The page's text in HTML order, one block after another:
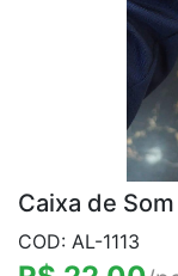
Caixa de
COD: AL-1113